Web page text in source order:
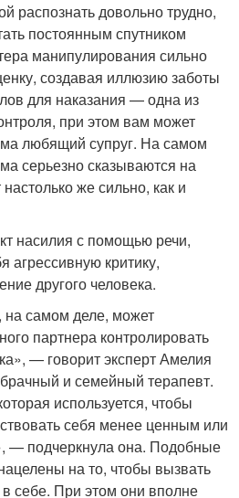
распознать довольно трудно,
постоянным спутником
манипулирования сильно
создавая иллюзию заботы
для наказания — одна из
при этом вам может
любящий супруг. На самом
серьезно сказываются на
же сильно, как и
насилия с помощью речи,
агрессивную критику,
другого человека.
самом деле, может
партнера контролировать
— говорит эксперт Амелия
и семейный терапевт.
используется, чтобы
себя менее ценным или
— подчеркнула она. Подобные
на то, чтобы вызвать
себе. При этом они вполне